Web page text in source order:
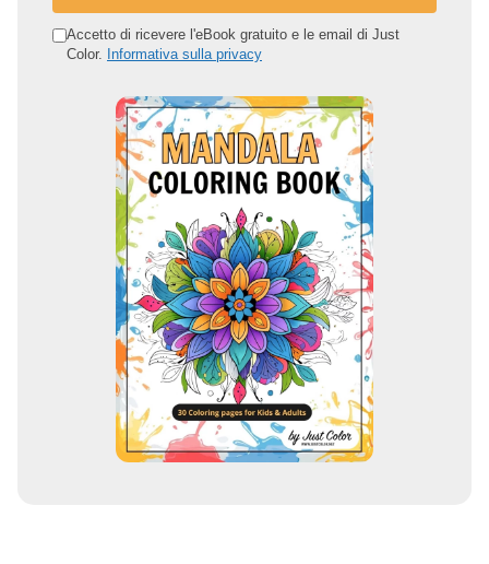
o Accetto di ricevere l'eBook gratuito e le email di Just
Color. Informativa sulla privacy